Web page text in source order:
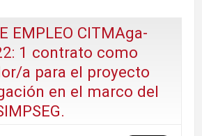
EMPLEO CITMAga-
1 contrato como
a para el proyecto
en el marco del